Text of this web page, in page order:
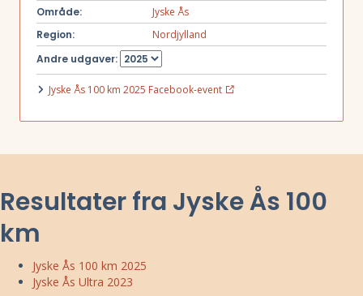
Område:
Jyske Ås
Region:
Nordjylland
Andre udgaver:
Jyske Ås 100 km 2025 Facebook-event
Resultater fra Jyske Ås 100
km
Jyske Ås 100 km 2025
Jyske Ås Ultra 2023